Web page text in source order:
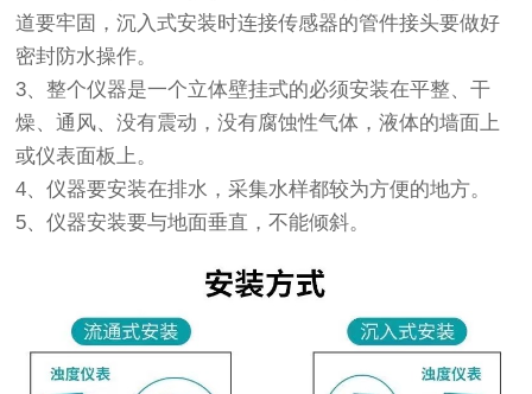
道要牢固，沉入式安装时连接传感器的管件接头要做好
密封防水操作。
3、整个仪器是一个立体壁挂式的必须安装在平整、干
燥、通风、没有震动，没有腐蚀性气体，液体的墙面上
或仪表面板上。
4、仪器要安装在排水，采集水样都较为方便的地方。
5、仪器安装要与地面垂直，不能倾斜。